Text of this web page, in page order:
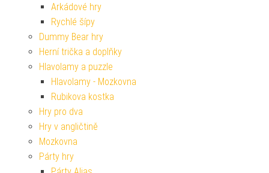
Arkádové hry
Rychlé šípy
Dummy Bear hry
Herní trička a doplňky
Hlavolamy a puzzle
Hlavolamy - Mozkovna
Rubikova kostka
Hry pro dva
Hry v angličtině
Mozkovna
Párty hry